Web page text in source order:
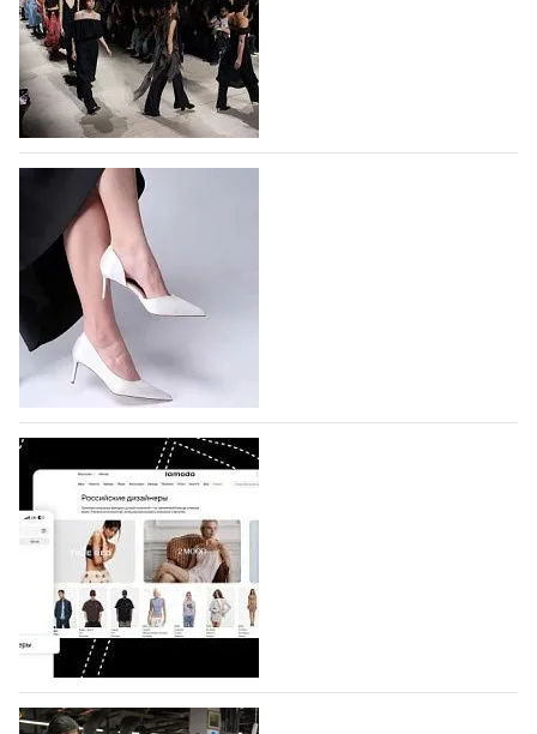
На участие в Московской неделе моды
подано 1047 заявок
На участие в седьмой Московской неделе моды,
которая пройдет в российской столице с 26 сентября
по 1 октября, уже подано 1047 заявок. Примерно
половину из них (494) прислали дизайнеры,
коллекции которых не были представлены в…
07.08.2026 589
BALLINA представит свои новинки на Euro
Shoes
Компания BALLINA Guangzhou Lihuang Footwear
Co., Ltd., основанная в 2011 году и расположенная в
Гуанчжоу, столице моды Китая, является
профессиональной обувной компанией,
объединяющей разработку, производство и…
07.08.2026 444
На платформе Lamoda - новый раздел и